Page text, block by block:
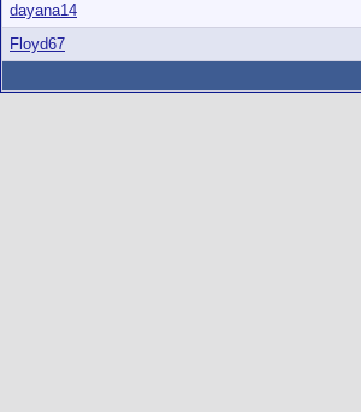
dayana14
Floyd67